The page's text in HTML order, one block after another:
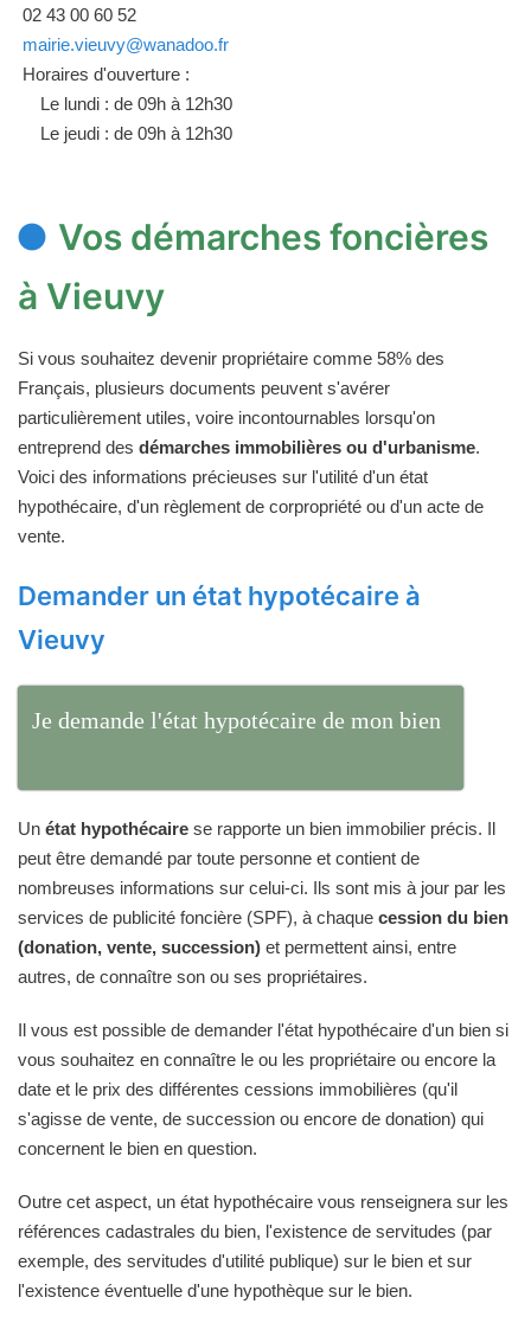
02 43 00 60 52
mairie.vieuvy@wanadoo.fr
Horaires d'ouverture :
Le lundi : de 09h à 12h30
Le jeudi : de 09h à 12h30
Vos démarches foncières
à Vieuvy
Si vous souhaitez devenir propriétaire comme 58% des
Français, plusieurs documents peuvent s'avérer
particulièrement utiles, voire incontournables lorsqu'on
entreprend des démarches immobilières ou d'urbanisme.
Voici des informations précieuses sur l'utilité d'un état
hypothécaire, d'un règlement de corpropriété ou d'un acte de
vente.
Demander un état hypotécaire à
Vieuvy
Je demande l'état hypotécaire de mon bien
Un état hypothécaire se rapporte un bien immobilier précis. Il
peut être demandé par toute personne et contient de
nombreuses informations sur celui-ci. Ils sont mis à jour par les
services de publicité foncière (SPF), à chaque cession du bien
(donation, vente, succession) et permettent ainsi, entre
autres, de connaître son ou ses propriétaires.
Il vous est possible de demander l'état hypothécaire d'un bien si
vous souhaitez en connaître le ou les propriétaire ou encore la
date et le prix des différentes cessions immobilières (qu'il
s'agisse de vente, de succession ou encore de donation) qui
concernent le bien en question.
Outre cet aspect, un état hypothécaire vous renseignera sur les
références cadastrales du bien, l'existence de servitudes (par
exemple, des servitudes d'utilité publique) sur le bien et sur
l'existence éventuelle d'une hypothèque sur le bien.